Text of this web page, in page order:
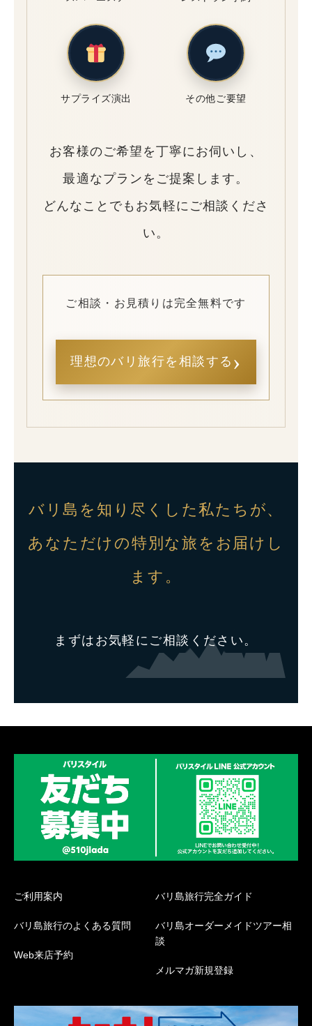
サプライズ演出 その他ご要望
お客様のご希望を丁寧にお伺いし、
最適なプランをご提案します。
どんなことでもお気軽にご相談くださ
い。
ご相談・お見積りは完全無料です
理想のバリ旅行を相談する ›
バリ島を知り尽くした私たちが、
あなただけの特別な旅をお届けし
ます。
まずはお気軽にご相談ください。
ご利用案内
バリ島旅行のよくある質問
Web来店予約
バリ島旅行完全ガイド
バリ島オーダーメイドツアー相
談
メルマガ新規登録